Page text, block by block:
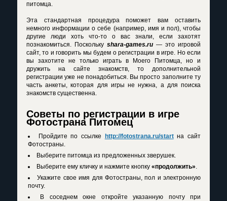
питомца.
Эта стандартная процедура поможет вам оставить
немного информации о себе (например, имя и пол), чтобы
другие люди хоть что-то о вас знали, если захотят
познакомиться. Поскольку shara-games.ru — это игровой
сайт, то и говорить мы будем о регистрации в игре. Но если
вы захотите не только играть в Моего Питомца, но и
дружить на сайте знакомств, то дополнительной
регистрации уже не понадобиться. Вы просто заполните ту
часть анкеты, которая для игры не нужна, а для поиска
знакомств существенна.
Советы по регистрации в игре
Фотострана Питомец
Пройдите по ссылке http://fotostrana.ru/startна сайт
Фотостраны.
Выберите питомца из предложенных зверушек.
Выберите ему кличку и нажмите кнопку «продолжить».
Укажите свое имя для Фотостраны, пол и электронную
почту.
В соседнем окне откройте указанную почту при